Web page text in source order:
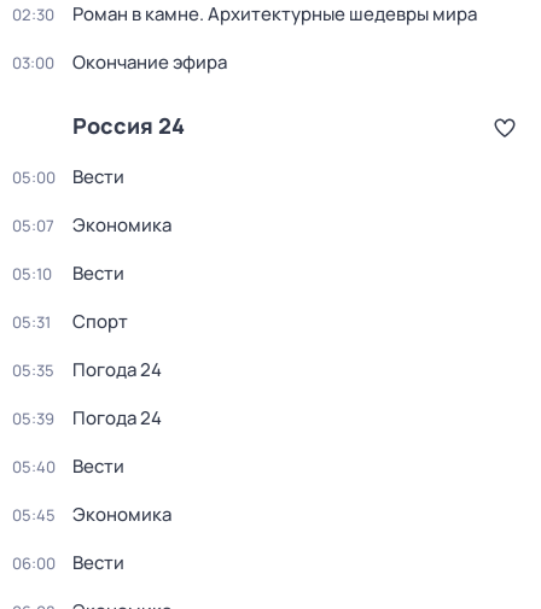
02:30 Роман в камне. Архитектурные шедевры мира
03:00 Окончание эфира
Россия 24
05:00 Вести
05:07 Экономика
05:10 Вести
05:31 Спорт
05:35 Погода 24
05:39 Погода 24
05:40 Вести
05:45 Экономика
06:00 Вести